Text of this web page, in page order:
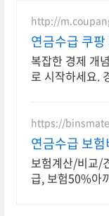
http://
연금수급 쿠
복잡한 경제 개
로 시작하세요.
https://
연금수급 보험
보험계산/비교/
급, 보험50%아